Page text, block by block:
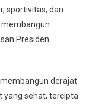
sportivitas, dan
membangun
Presiden
derajat
yang sehat, tercipta